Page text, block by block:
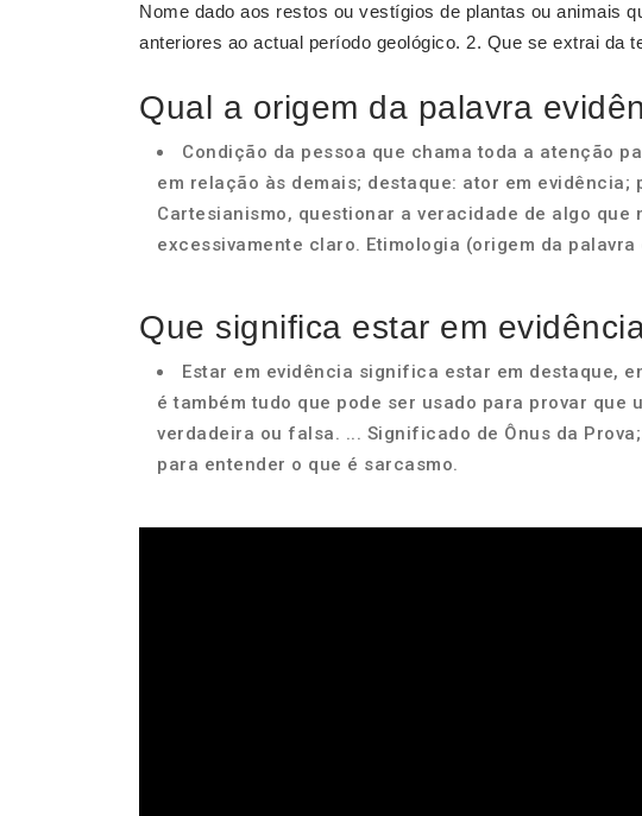
Nome dado aos restos ou vestígios de plantas ou animais
anteriores ao actual período geológico. 2. Que se extrai da
Qual a origem da palavra
Condição da pessoa que chama toda a atenção
em relação às demais; destaque: ator em
Cartesianismo, questionar a veracidade de algo que
excessivamente claro. Etimologia (origem da
Que significa estar em
Estar em evidência significa estar em destaque,
é também tudo que pode ser usado para provar que
verdadeira ou falsa. ... Significado de Ônus da
para entender o que é sarcasmo.